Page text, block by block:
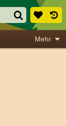
Mehr